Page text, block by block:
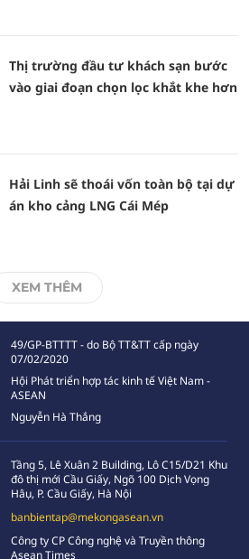
Thị trường đầu tư khách sạn bước
vào giai đoạn chọn lọc khắt khe hơn
Hải Linh sẽ thoái vốn toàn bộ tại dự
án kho cảng LNG Cái Mép
XEM THÊM
49/GP-BTTTT - do Bộ TT&TT cấp ngày
07/02/2020
Hội Phát triển hợp tác kinh tế Việt Nam -
ASEAN
Nguyễn Hà Thắng
Tầng 5, Lê Xuân 2 Building, Lô C15/D21 Khu
đô thị mới Cầu Giấy, Ngõ 100 Dịch Vọng
Hâụ, P. Cầu Giấy, Hà Nội
banbientap@mekongasean.vn
Công ty CP Công nghệ và Truyền thông
Asean Times